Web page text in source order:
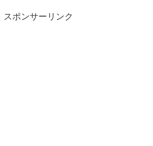
スポンサーリンク